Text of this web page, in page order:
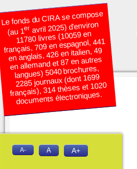
Le fonds du CIRA se compose
(au 1eravril 2025) d’environ
11780 livres (10059 en
français, 709 en espagnol, 441
en anglais, 426 en italien, 49
en allemand et 87 en autres
langues) 5040 brochures,
2285 journaux (dont 1699
français), 314 thèses et 1020
documents électroniques.
A- A A+